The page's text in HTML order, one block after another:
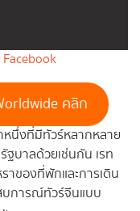
คลิก
หนึ่งที่มีทัวร์หลากหลาย
ฐบาลด้วยเช่นกัน เรท
าของที่พักและการเดิน
สบการณ์ทัวร์จีนแบบ